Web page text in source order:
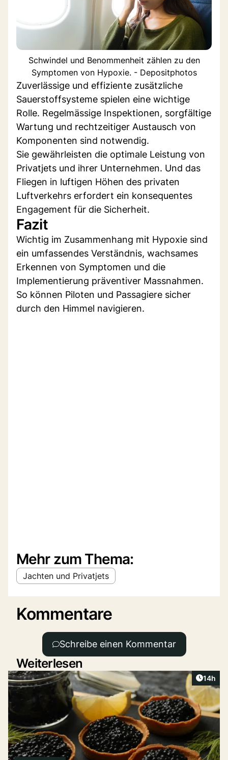
Schwindel und Benommenheit zählen zu den
Symptomen von Hypoxie. - Depositphotos
Zuverlässige und effiziente zusätzliche
Sauerstoffsysteme spielen eine wichtige
Rolle. Regelmässige Inspektionen, sorgfältige
Wartung und rechtzeitiger Austausch von
Komponenten sind notwendig.
Sie gewährleisten die optimale Leistung von
Privatjets und ihrer Unternehmen. Und das
Fliegen in luftigen Höhen des privaten
Luftverkehrs erfordert ein konsequentes
Engagement für die Sicherheit.
Fazit
Wichtig im Zusammenhang mit Hypoxie sind
ein umfassendes Verständnis, wachsames
Erkennen von Symptomen und die
Implementierung präventiver Massnahmen.
So können Piloten und Passagiere sicher
durch den Himmel navigieren.
Mehr zum Thema:
Jachten und Privatjets
Kommentare
Schreibe einen Kommentar
Weiterlesen
Artikel
14h